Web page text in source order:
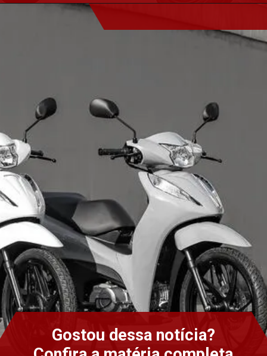
Gostou dessa notícia?